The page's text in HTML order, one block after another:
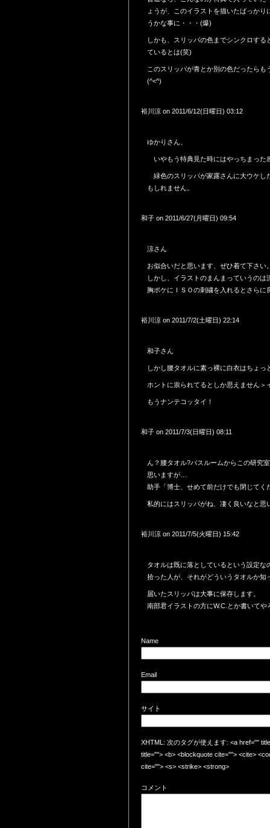
ょうが、このイラストを描いたばっか
うかな事に・・・(爆)
しかも、スリッパの色までシンクロす
ているとは(笑)
このスリッパが青とか別の色だったら
(^<^)
裕川涼 on 2011/6/12(日曜日) 03:12
ゆかりさん、
いやもう特典見た時にはやっちまった
緑色のスリッパが家露さんに大ウケし
もしれません。
和子 on 2011/6/27(月曜日) 09:54
涼さん
お似合いだと思います、ぜひ着て下さい
しかし、イラストのまんまっていうのは
胸ポケにＩＳＯの刺繍を入れるとさらに
裕川涼 on 2011/7/2(土曜日) 22:14
和子さん
しかし腰タオルに素っ裸に白衣はちょっ
ホントに祟られてるとしか思えません＞
もうナンテコッタイ！
和子 on 2011/7/3(日曜日) 08:11
ん？腰タオル?バスルームからこの研究
思いますが…
助手「博士、せめて前だけでも閉じて
私的にはスリッパがね、凄く良いなと思
裕川涼 on 2011/7/5(火曜日) 15:42
タオルは既に落としているという設定
拾った人が、それがどういうタオルか知
届いたスリッパは大事に保存します。
南部君イラストの方にW.C.とか書いて
Name
Email
サイト
XHTML: 次のタグが使えます: <a href=""
title=""> <b> <blockquote cite=""> <cite>
cite=""> <s> <strike> <strong>
コメント